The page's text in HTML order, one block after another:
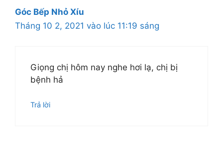
Góc Bếp Nhỏ Xíu
Tháng 10 2, 2021 vào lúc 11:19 sáng
Giọng chị hôm nay nghe hơi lạ, chị bị
bệnh hả
Trả lời